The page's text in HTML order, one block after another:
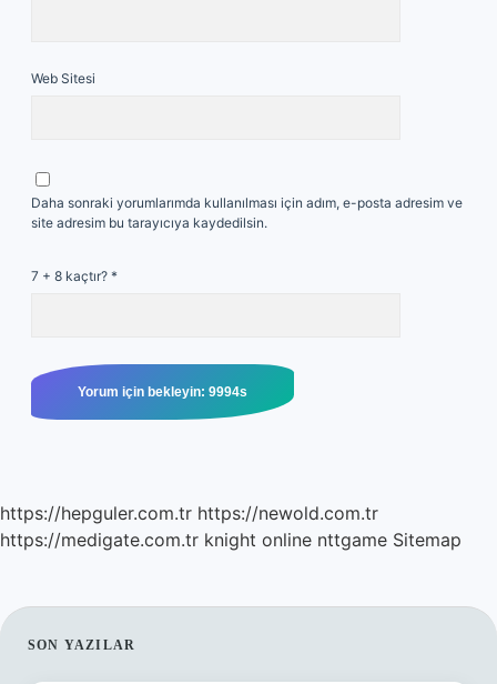
Web Sitesi
Daha sonraki yorumlarımda kullanılması için adım, e-posta adresim ve
site adresim bu tarayıcıya kaydedilsin.
7 + 8 kaçtır? *
https://hepguler.com.tr https://newold.com.tr
https://medigate.com.tr knight online nttgame Sitemap
SIDEBAR
SON YAZILAR